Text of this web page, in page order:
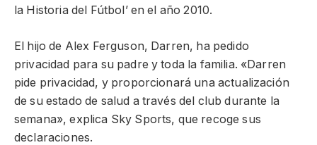
la Historia del Fútbol’ en el año 2010.
El hijo de Alex Ferguson, Darren, ha pedido
privacidad para su padre y toda la familia. «Darren
pide privacidad, y proporcionará una actualización
de su estado de salud a través del club durante la
semana», explica Sky Sports, que recoge sus
declaraciones.